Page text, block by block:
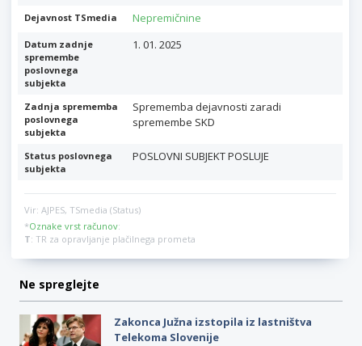
Dejavnost TSmedia Nepremičnine
Datum zadnje
spremembe
poslovnega
subjekta
1. 01. 2025
Zadnja sprememba
poslovnega
subjekta
Sprememba dejavnosti zaradi
spremembe SKD
Status poslovnega
subjekta
POSLOVNI SUBJEKT POSLUJE
Vir: AJPES, TSmedia (Status)
*Oznake vrst računov:
T: TR za opravljanje plačilnega prometa
Ne spreglejte
Zakonca Južna izstopila iz lastništva
Telekoma Slovenije